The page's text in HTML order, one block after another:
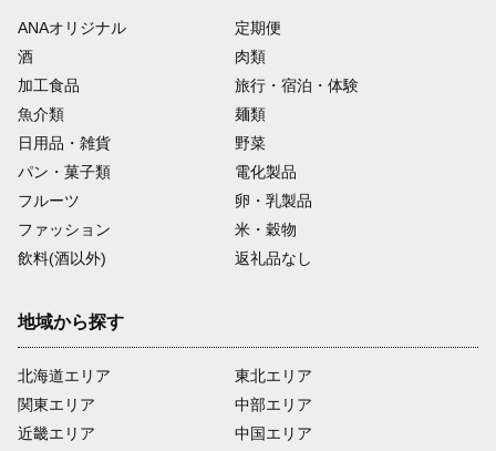
ANAオリジナル
定期便
酒
肉類
加工食品
旅行・宿泊・体験
魚介類
麺類
日用品・雑貨
野菜
パン・菓子類
電化製品
フルーツ
卵・乳製品
ファッション
米・穀物
飲料(酒以外)
返礼品なし
地域から探す
北海道エリア
関東エリア
近畿エリア
東北エリア
中部エリア
中国エリア